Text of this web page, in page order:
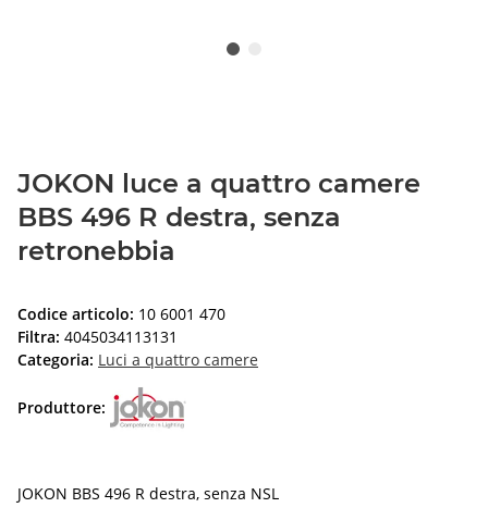
JOKON luce a quattro camere
BBS 496 R destra, senza
retronebbia
Codice articolo: 10 6001 470
Filtra: 4045034113131
Categoria: Luci a quattro camere
Produttore:
JOKON BBS 496 R destra, senza NSL